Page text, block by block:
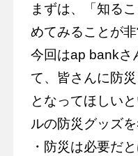
まずは、「知る
めてみることが非
今回はap bankさ
て、皆さんに防
となってほしい
ルの防災グッズを
・防災は必要だ